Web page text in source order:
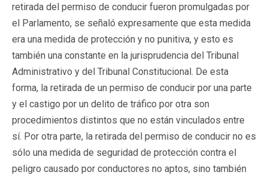
retirada del permiso de conducir fueron promulgadas por
el Parlamento, se señaló expresamente que esta medida
era una medida de protección y no punitiva, y esto es
también una constante en la jurisprudencia del Tribunal
Administrativo y del Tribunal Constitucional. De esta
forma, la retirada de un permiso de conducir por una parte
y el castigo por un delito de tráfico por otra son
procedimientos distintos que no están vinculados entre
sí. Por otra parte, la retirada del permiso de conducir no es
sólo una medida de seguridad de protección contra el
peligro causado por conductores no aptos, sino también